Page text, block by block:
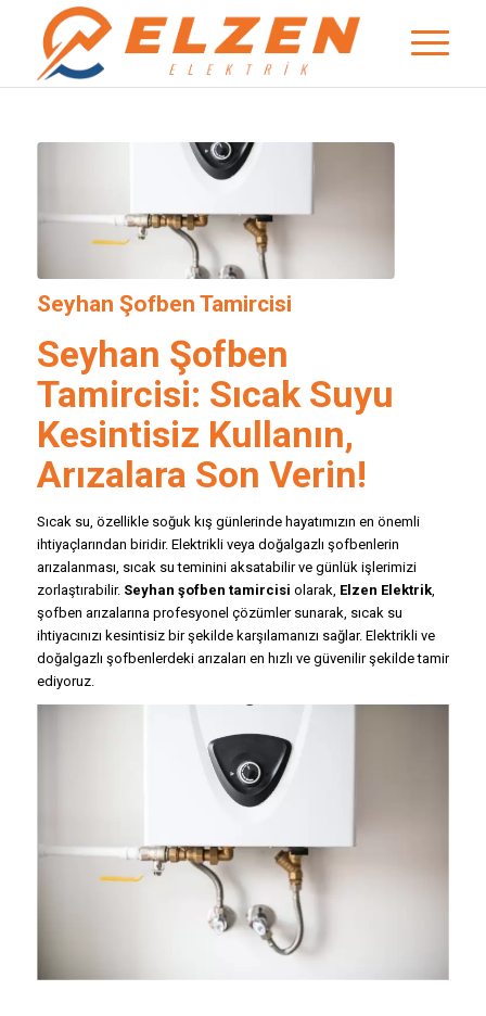
Seyhan Şofben Tamircisi
Seyhan Şofben
Tamircisi: Sıcak Suyu
Kesintisiz Kullanın,
Arızalara Son Verin!
Sıcak su, özellikle soğuk kış günlerinde hayatımızın en önemli
ihtiyaçlarından biridir. Elektrikli veya doğalgazlı şofbenlerin
arızalanması, sıcak su teminini aksatabilir ve günlük işlerimizi
zorlaştırabilir. Seyhan şofben tamircisi olarak, Elzen Elektrik,
şofben arızalarına profesyonel çözümler sunarak, sıcak su
ihtiyacınızı kesintisiz bir şekilde karşılamanızı sağlar. Elektrikli ve
doğalgazlı şofbenlerdeki arızaları en hızlı ve güvenilir şekilde tamir
ediyoruz.